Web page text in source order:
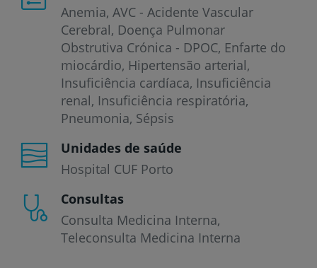
Anemia AVC - Acidente Vascular
Cerebral Doença Pulmonar
Obstrutiva Crónica - DPOC Enfarte do
miocárdio Hipertensão arterial
Insuficiência cardíaca Insuficiência
renal Insuficiência respiratória
Pneumonia Sépsis
Unidades de saúde
Hospital CUF Porto
Consultas
Consulta Medicina Interna
Teleconsulta Medicina Interna